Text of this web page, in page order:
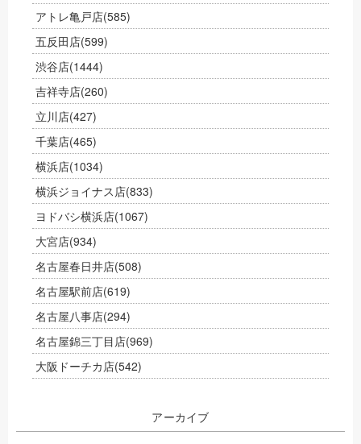
アトレ亀戸店(585)
五反田店(599)
渋谷店(1444)
吉祥寺店(260)
立川店(427)
千葉店(465)
横浜店(1034)
横浜ジョイナス店(833)
ヨドバシ横浜店(1067)
大宮店(934)
名古屋春日井店(508)
名古屋駅前店(619)
名古屋八事店(294)
名古屋錦三丁目店(969)
大阪ドーチカ店(542)
アーカイブ